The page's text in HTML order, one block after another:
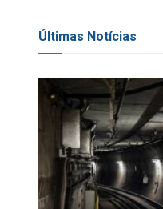
Últimas Notícias